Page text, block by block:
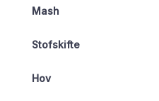
Mash
Stofskifte
Hov